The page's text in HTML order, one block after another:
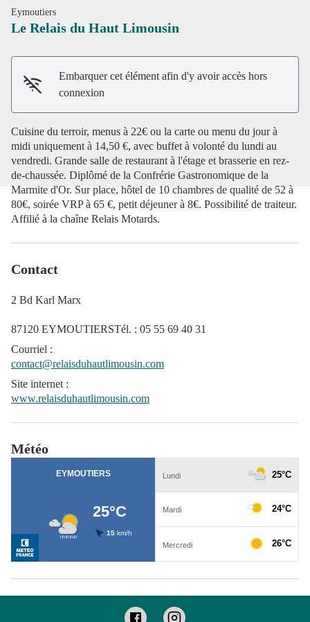
Voir l'image en plein écran
Eymoutiers
Le Relais du Haut Limousin
Embarquer cet élément afin d'y avoir accès hors
connexion
Cuisine du terroir, menus à 22€ ou la carte ou menu du jour à
midi uniquement à 14,50 €, avec buffet à volonté du lundi au
vendredi. Grande salle de restaurant à l'étage et brasserie en rez-
de-chaussée. Diplômé de la Confrérie Gastronomique de la
Marmite d'Or. Sur place, hôtel de 10 chambres de qualité de 52 à
80€, soirée VRP à 65 €, petit déjeuner à 8€. Possibilité de traiteur.
Affilié à la chaîne Relais Motards.
Contact
2 Bd Karl Marx
87120 EYMOUTIERSTél. : 05 55 69 40 31
Courriel :
contact@relaisduhautlimousin.com
Site internet :
www.relaisduhautlimousin.com
Météo